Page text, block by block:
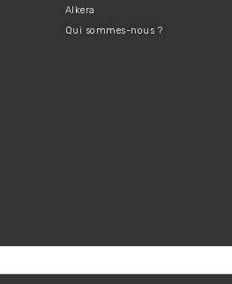
Alkera
Qui sommes-nous ?